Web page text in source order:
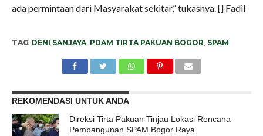
ada permintaan dari Masyarakat sekitar,” tukasnya. [] Fadil
TAG DENI SANJAYA, PDAM TIRTA PAKUAN BOGOR SPAM
REKOMENDASI UNTUK ANDA
Direksi Tirta Pakuan Tinjau Lokasi Rencana
Pembangunan SPAM Bogor Raya